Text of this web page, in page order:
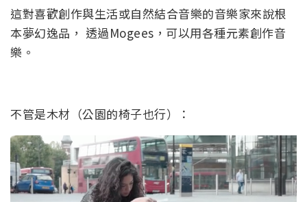
這對喜歡創作與生活或自然結合音樂的音樂家來說根
本夢幻逸品， 透過Mogees，可以用各種元素創作音
樂。
不管是木材（公園的椅子也行）：